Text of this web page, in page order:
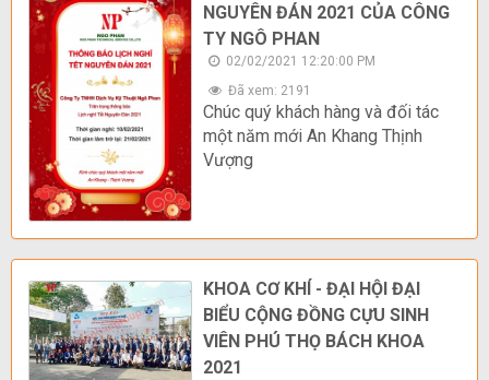
NGUYÊN ĐÁN 2021 CỦA CÔNG
TY NGÔ PHAN
02/02/2021 12:20:00 PM
Đã xem: 2191
Chúc quý khách hàng và đối tác
một năm mới An Khang Thịnh
Vượng
KHOA CƠ KHÍ - ĐẠI HỘI ĐẠI
BIỂU CỘNG ĐỒNG CỰU SINH
VIÊN PHÚ THỌ BÁCH KHOA
2021